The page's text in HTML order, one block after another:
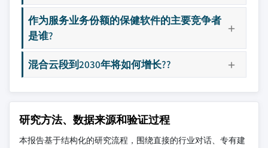
作为服务业务份额的保健软件的主要竞争者
是谁?
混合云段到2030年将如何增长??
研究方法、数据来源和验证过程
本报告基于结构化的研究流程，围绕直接的行业对话、专有建